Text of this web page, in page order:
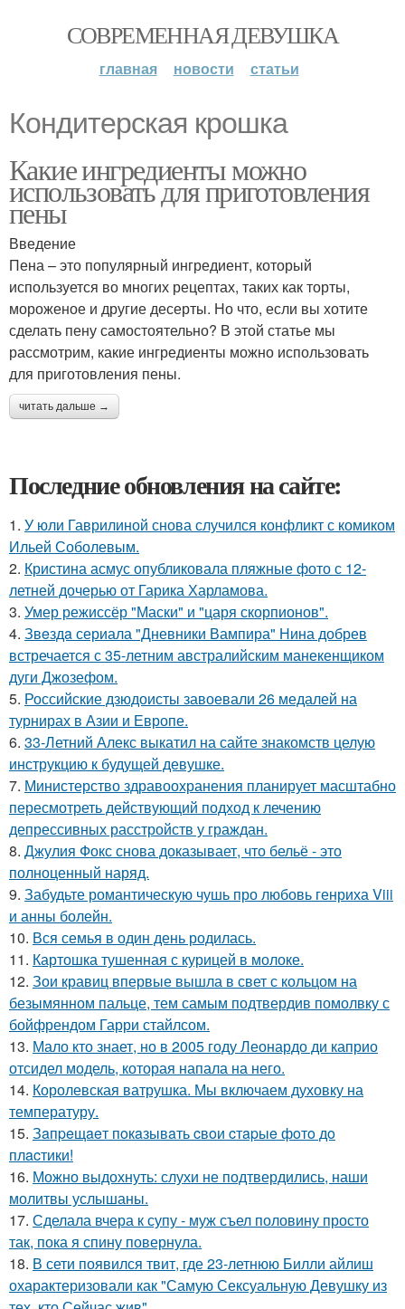
СОВРЕМЕННАЯ ДЕВУШКА
главная новости статьи
Кондитерская крошка
Какие ингредиенты можно
использовать для приготовления
пены
Введение
Пена – это популярный ингредиент, который
используется во многих рецептах, таких как торты,
мороженое и другие десерты. Но что, если вы хотите
сделать пену самостоятельно? В этой статье мы
рассмотрим, какие ингредиенты можно использовать
для приготовления пены.
читать дальше →
Последние обновления на сайте:
1. У юли Гаврилиной снова случился конфликт с комиком
Ильей Соболевым.
2. Кристина асмус опубликовала пляжные фото с 12-
летней дочерью от Гарика Харламова.
3. Умер режиссёр "Маски" и "царя скорпионов".
4. Звeздa сериала "Дневники Вампира" Нина добрев
встречается с 35-летним австралийским манекенщиком
дуги Джозефом.
5. Российские дзюдоисты завоевали 26 медалей на
турнирах в Азии и Европе.
6. 33-Летний Алекс выкатил на сайте знакомств целую
инструкцию к будущей девушке.
7. Министерство здравоохранения планирует масштабно
пересмотреть действующий подход к лечению
депрессивных расстройств у граждан.
8. Джулия Фокс снова доказывает, что бельё - это
полноценный наряд.
9. Забудьте романтическую чушь про любовь генриха Viii
и анны болейн.
10. Вся семья в один день родилась.
11. Картошка тушенная с курицей в молоке.
12. Зои кравиц впервые вышла в свет с кольцом на
безымянном пальце, тем самым подтвердив помолвку с
бойфрендом Гарри стайлсом.
13. Мало кто знает, но в 2005 году Леонардо ди каприо
отсидел модель, которая напала на него.
14. Королевская ватрушка. Мы включаем духовку на
температуру.
15. Зaпpeщaeт пoкaзывaть cвoи cтapыe фoтo дo
плacтики!
16. Можно выдохнуть: слухи не подтвердились, наши
молитвы услышаны.
17. Сделала вчера к супу - муж съел половину просто
так, пока я спину повернула.
18. В сети появился твит, где 23-летнюю Билли айлиш
охарактеризовали как "Самую Сексуальную Девушку из